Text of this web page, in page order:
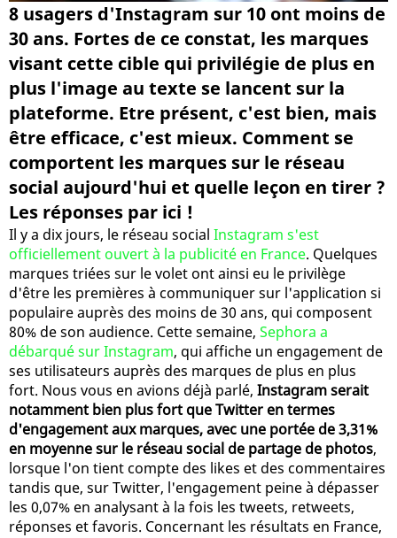
8 usagers d'Instagram sur 10 ont moins de
30 ans. Fortes de ce constat, les marques
visant cette cible qui privilégie de plus en
plus l'image au texte se lancent sur la
plateforme. Etre présent, c'est bien, mais
être efficace, c'est mieux. Comment se
comportent les marques sur le réseau
social aujourd'hui et quelle leçon en tirer ?
Les réponses par ici !
Il y a dix jours, le réseau social Instagram s'est
officiellement ouvert à la publicité en France. Quelques
marques triées sur le volet ont ainsi eu le privilège
d'être les premières à communiquer sur l'application si
populaire auprès des moins de 30 ans, qui composent
80% de son audience. Cette semaine, Sephora a
débarqué sur Instagram, qui affiche un engagement de
ses utilisateurs auprès des marques de plus en plus
fort. Nous vous en avions déjà parlé, Instagram serait
notamment bien plus fort que Twitter en termes
d'engagement aux marques, avec une portée de 3,31%
en moyenne sur le réseau social de partage de photos,
lorsque l'on tient compte des likes et des commentaires
tandis que, sur Twitter, l'engagement peine à dépasser
les 0,07% en analysant à la fois les tweets, retweets,
réponses et favoris. Concernant les résultats en France,